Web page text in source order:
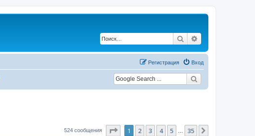
Поиск
Вход
Регистрация
524 сообщения Страница из 35
1 2 3 4 5 35